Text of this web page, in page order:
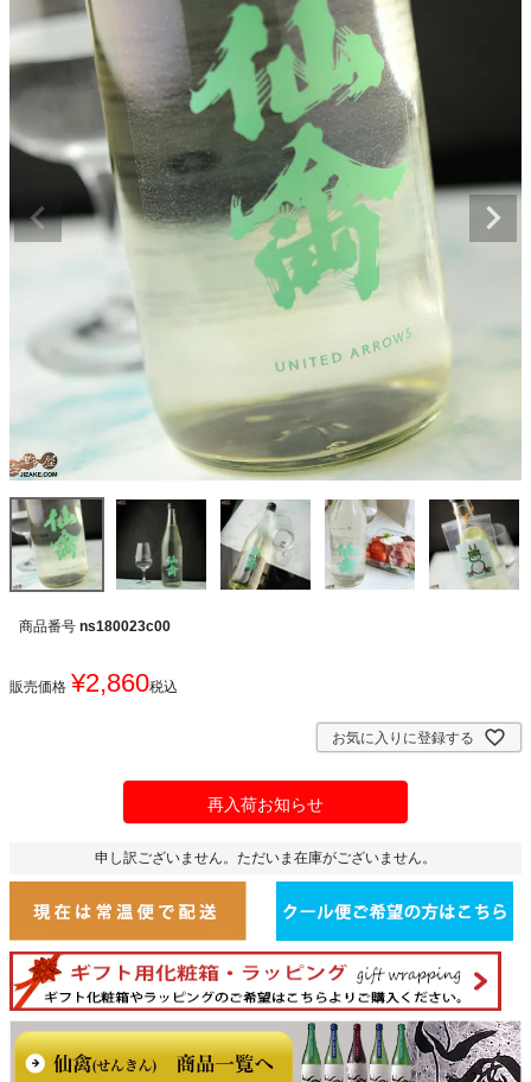
商品番号 ns180023c00
販売価格 ¥2,860税込
お気に入りに登録する
再入荷お知らせ
申し訳ございません。ただいま在庫がございません。